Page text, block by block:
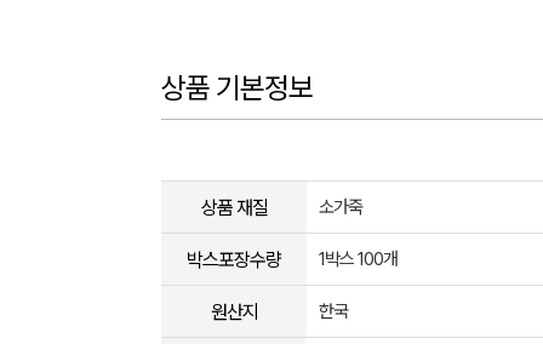
상품 기본정보
상품 재질 소가죽
박스포장수량 1박스 100개
원산지 한국